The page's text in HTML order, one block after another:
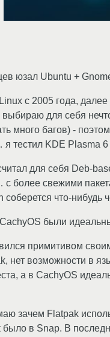
юзал Ubuntu +
с 2005 года,
выбираю для себя
много багов) -
тестил KDE Plasma
для себя Deb-
с более свежими
что-нибудь
были
примитивом
нет возможности в
а в CachyOS
зачем Flatpak
было в Snap. В